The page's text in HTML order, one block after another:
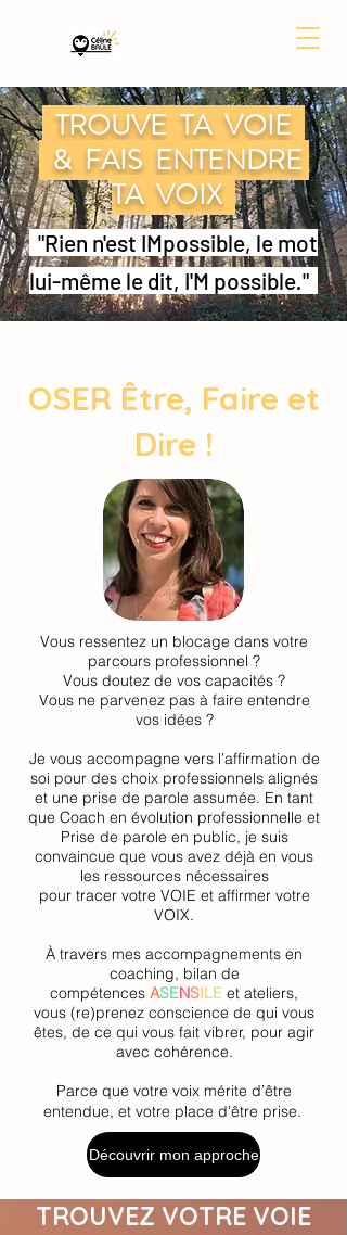
TROUVE TA VOIE
& FAIS ENTENDRE
TA VOIX
"Rien n'est IMpossible, le mot
lui-même le dit, I'M possible."
OSER Être, Faire et
Dire !
Vous ressentez un blocage dans votre
parcours professionnel ?
Vous doutez de vos capacités ?
Vous ne parvenez pas à faire entendre
vos idées ?
Je vous accompagne vers l’affirmation de
soi pour des choix professionnels alignés
et une prise de parole assumée. En tant
que Coach en évolution professionnelle et
Prise de parole en public, je suis
convaincue que vous avez déjà en vous
les ressources nécessaires
pour tracer votre VOIE et affirmer votre
VOIX.
À travers mes accompagnements en
coaching, bilan de
compétences ASENSILE et ateliers,
vous (re)prenez conscience de qui vous
êtes, de ce qui vous fait vibrer, pour agir
avec cohérence.
Parce que votre voix mérite d’être
entendue, et votre place d’être prise.
Découvrir mon approche
TROUVEZ VOTRE VOIE